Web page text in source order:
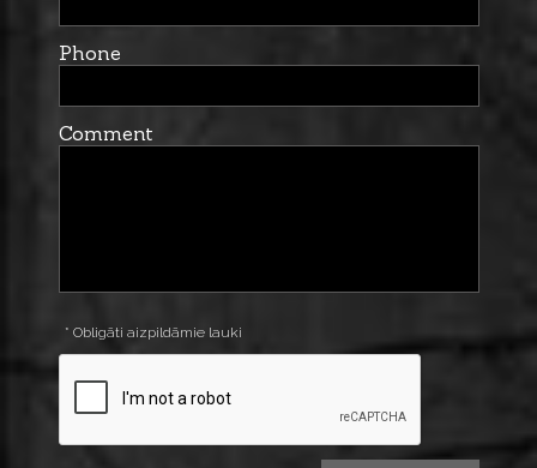
Phone
Comment
* Obligāti aizpildāmie lauki